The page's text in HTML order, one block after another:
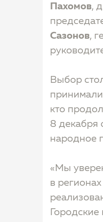
Пахомов,
Сазонов,
Выбор
кто
8 декабря
народное
«Мы
в